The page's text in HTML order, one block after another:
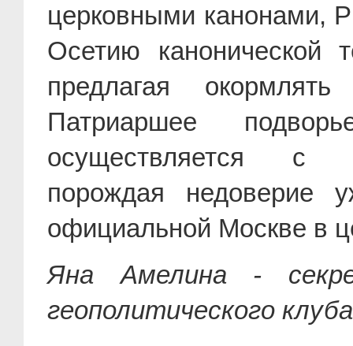
церковными канонами,
Осетию канонической
предлагая
Патриаршее
осуществляется с
порождая
официальной Москве в
Яна Амелина -
геополитического клуба